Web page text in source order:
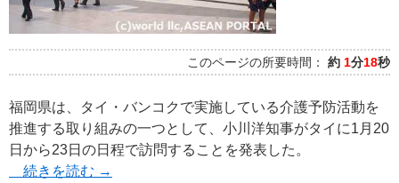
このページの所要時間： 約 1分18秒
福岡県は、タイ・バンコクで実施している介護予防活動を
推進する取り組みの一つとして、小川洋知事がタイに1月20
日から23日の日程で訪問することを発表した。
続きを読む →